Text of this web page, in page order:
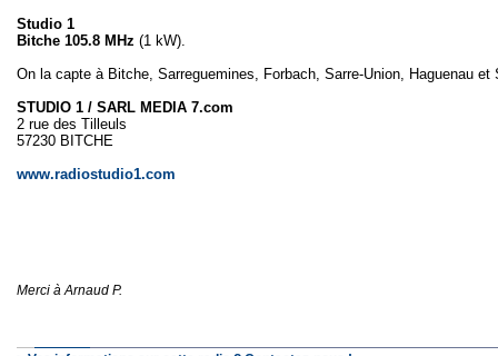
Studio 1
Bitche 105.8 MHz (1 kW).
On la capte à Bitche, Sarreguemines, Forbach, Sarre-Union, Haguenau et
STUDIO 1 / SARL MEDIA 7.com
2 rue des Tilleuls
57230 BITCHE
www.radiostudio1.com
Merci à Arnaud P.